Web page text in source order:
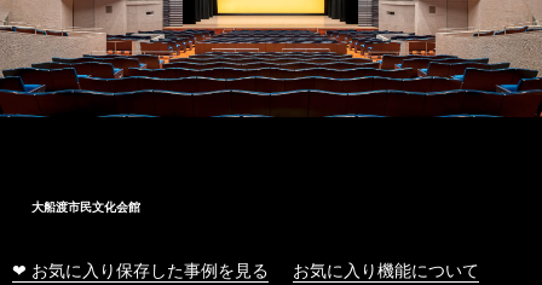
大船渡市民文化会館
❤ お気に入り保存した事例を見る お気に入り機能について